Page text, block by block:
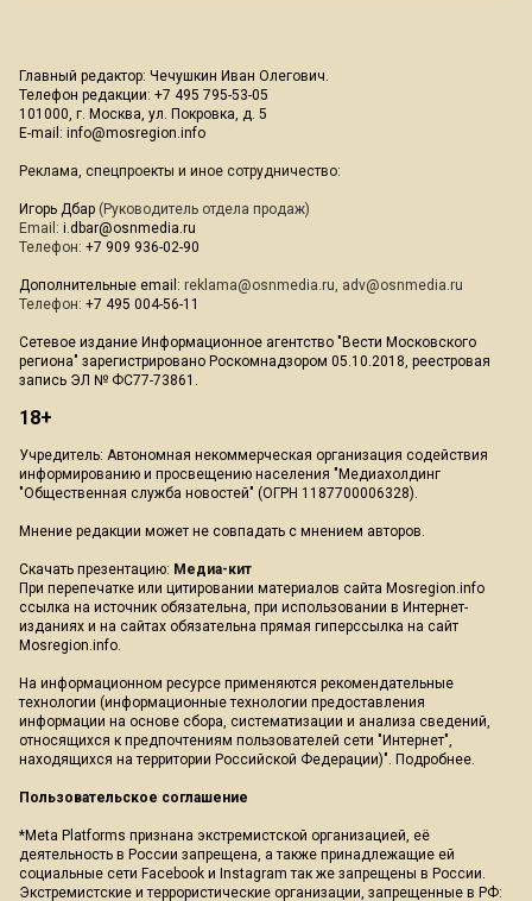
Главный редактор: Чечушкин Иван Олегович.
Телефон редакции: +7 495 795-53-05
101000, г. Москва, ул. Покровка, д. 5
E-mail: info@mosregion.info
Реклама, спецпроекты и иное сотрудничество:
Игорь Дбар (Руководитель отдела продаж)
Email: i.dbar@osnmedia.ru
Телефон: +7 909 936-02-90
Дополнительные email: reklama@osnmedia.ru, adv@osnmedia.ru
Телефон: +7 495 004-56-11
Сетевое издание Информационное агентство "Вести Московского
региона" зарегистрировано Роскомнадзором 05.10.2018, реестровая
запись ЭЛ № ФС77-73861.
18+
Учредитель: Автономная некоммерческая организация содействия
информированию и просвещению населения "Медиахолдинг
"Общественная служба новостей" (ОГРН 1187700006328).
Мнение редакции может не совпадать с мнением авторов.
Скачать презентацию: Медиа-кит
При перепечатке или цитировании материалов сайта Mosregion.info
ссылка на источник обязательна, при использовании в Интернет-
изданиях и на сайтах обязательна прямая гиперссылка на сайт
Mosregion.info.
На информационном ресурсе применяются рекомендательные
технологии (информационные технологии предоставления
информации на основе сбора, систематизации и анализа сведений,
относящихся к предпочтениям пользователей сети "Интернет",
находящихся на территории Российской Федерации)". Подробнее.
Пользовательское соглашение
*Meta Platforms признана экстремистской организацией, её
деятельность в России запрещена, а также принадлежащие ей
социальные сети Facebook и Instagram так же запрещены в России.
Экстремистские и террористические организации, запрещенные в РФ: